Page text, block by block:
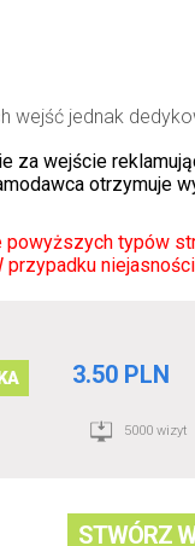
wejść jednak
za wejście
otrzymuje
typów
3.50 PLN
5000 wizyt
STWÓRZ